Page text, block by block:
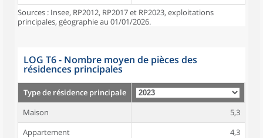
Sources : Insee, RP2012, RP2017 et RP2023, exploitations
principales, géographie au 01/01/2026.
LOG T6 - Nombre moyen de pièces des
résidences principales
Type de résidence principale
Maison
5,3
Appartement
4,3